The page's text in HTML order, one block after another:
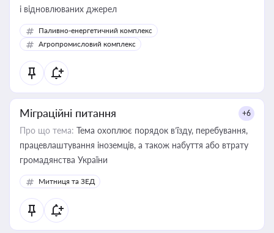
і відновлюваних джерел
Паливно-енергетичний комплекс
Агропромисловий комплекс
Міграційні питання +6
Про що тема: Тема охоплює порядок в’їзду, перебування,
працевлаштування іноземців, а також набуття або втрату
громадянства України
Митниця та ЗЕД